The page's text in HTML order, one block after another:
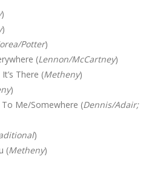
)
)
Potter)
(Lennon/McCartney)
There (Metheny)
)
To Me/Somewhere (Dennis/Adair;
)
(Metheny)